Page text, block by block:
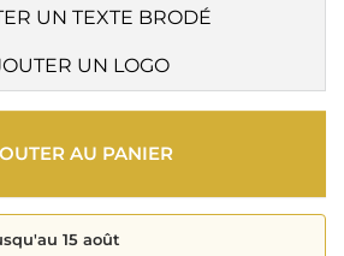
UN TEXTE BRODÉ
UN LOGO
AU PANIER
15 août